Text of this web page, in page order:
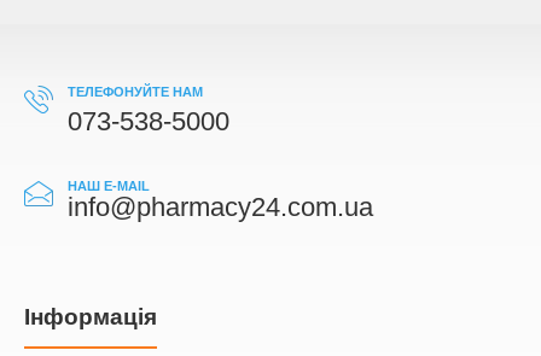
ТЕЛЕФОНУЙТЕ НАМ
073-538-5000
НАШ E-MAIL
info@pharmacy24.com.ua
Iнформація